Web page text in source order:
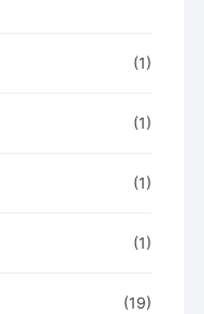
(1)
(1)
(1)
(1)
(19)